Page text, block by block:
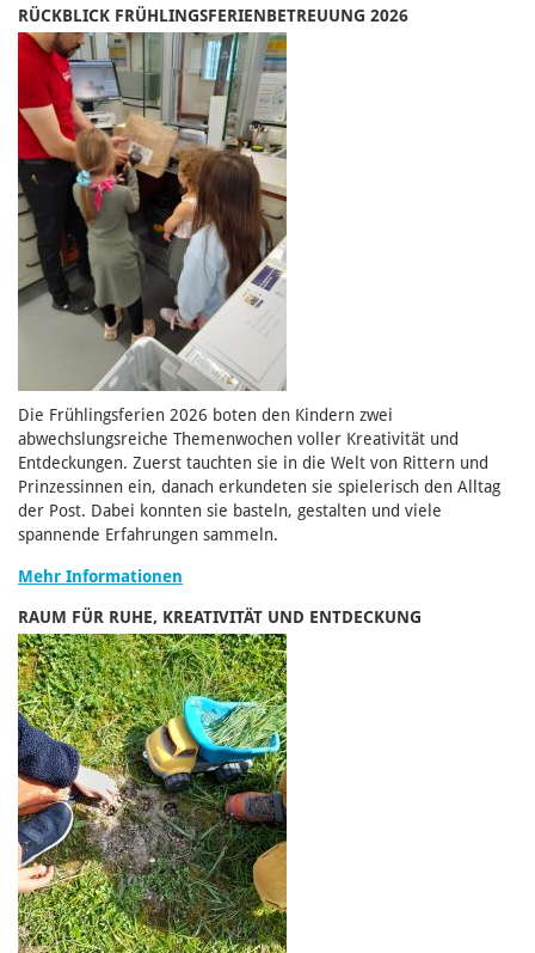
RÜCKBLICK FRÜHLINGSFERIENBETREUUNG 2026
Die Frühlingsferien 2026 boten den Kindern zwei
abwechslungsreiche Themenwochen voller Kreativität und
Entdeckungen. Zuerst tauchten sie in die Welt von Rittern und
Prinzessinnen ein, danach erkundeten sie spielerisch den Alltag
der Post. Dabei konnten sie basteln, gestalten und viele
spannende Erfahrungen sammeln.
Mehr Informationen
RAUM FÜR RUHE, KREATIVITÄT UND ENTDECKUNG